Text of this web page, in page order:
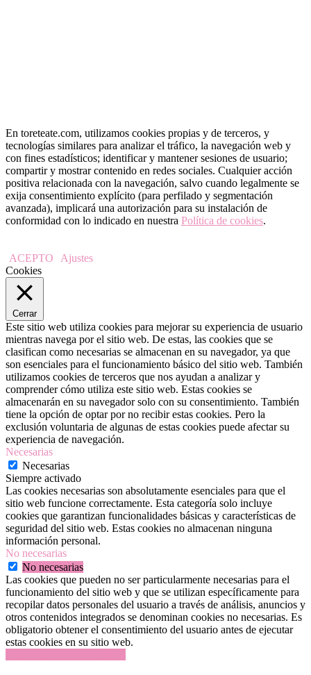
En toreteate.com, utilizamos cookies propias y de terceros, y
tecnologías similares para analizar el tráfico, la navegación web y
con fines estadísticos; identificar y mantener sesiones de usuario;
compartir y mostrar contenido en redes sociales. Cualquier acción
positiva relacionada con la navegación, salvo cuando legalmente se
exija consentimiento explícito (para perfilado y segmentación
avanzada), implicará una autorización para su instalación de
conformidad con lo indicado en nuestra Política de cookies.
ACEPTO
Ajustes
Cookies
Cerrar
Este sitio web utiliza cookies para mejorar su experiencia de usuario
mientras navega por el sitio web. De estas, las cookies que se
clasifican como necesarias se almacenan en su navegador, ya que
son esenciales para el funcionamiento básico del sitio web. También
utilizamos cookies de terceros que nos ayudan a analizar y
comprender cómo utiliza este sitio web. Estas cookies se
almacenarán en su navegador solo con su consentimiento. También
tiene la opción de optar por no recibir estas cookies. Pero la
exclusión voluntaria de algunas de estas cookies puede afectar su
experiencia de navegación.
Necesarias
Necesarias
Siempre activado
Las cookies necesarias son absolutamente esenciales para que el
sitio web funcione correctamente. Esta categoría solo incluye
cookies que garantizan funcionalidades básicas y características de
seguridad del sitio web. Estas cookies no almacenan ninguna
información personal.
No necesarias
No necesarias
Las cookies que pueden no ser particularmente necesarias para el
funcionamiento del sitio web y que se utilizan específicamente para
recopilar datos personales del usuario a través de análisis, anuncios y
otros contenidos integrados se denominan cookies no necesarias. Es
obligatorio obtener el consentimiento del usuario antes de ejecutar
estas cookies en su sitio web.